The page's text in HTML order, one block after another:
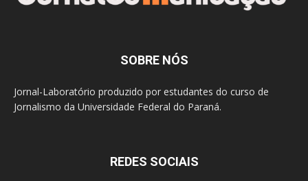
SOBRE NÓS
Jornal-Laboratório produzido por estudantes do curso de
Jornalismo da Universidade Federal do Paraná.
REDES SOCIAIS